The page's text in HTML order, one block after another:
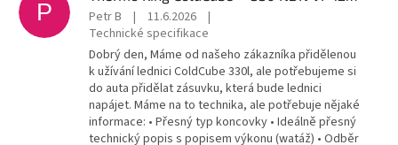
P Petr B | 11.6.2026
|
Technické specifikace
Dobrý den, Máme od našeho zákazníka přidělenou
k užívání lednici ColdCube 330l, ale potřebujeme si
do auta přidělat zásuvku, která bude lednici
napájet. Máme na to technika, ale potřebuje nějaké
informace: • Přesný typ koncovky • Ideálně přesný
technický popis s popisem výkonu (watáž) • Odběr